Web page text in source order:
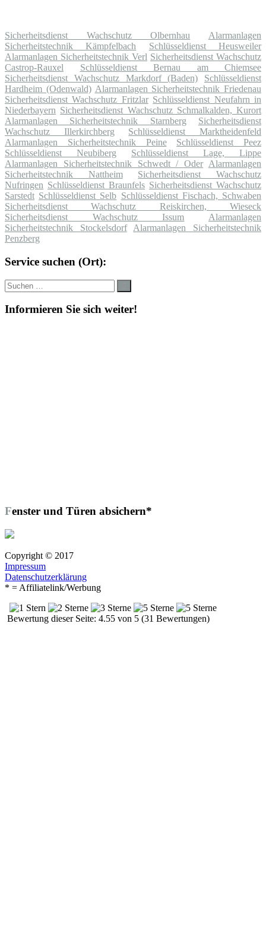
Sicherheitsdienst Wachschutz Olbernhau
Alarmanlagen
Sicherheitstechnik Kämpfelbach
Schlüsseldienst Heusweiler
Alarmanlagen Sicherheitstechnik Verl Sicherheitsdienst Wachschutz
Castrop-Rauxel
Schlüsseldienst Bernau am Chiemsee
Sicherheitsdienst Wachschutz Markdorf (Baden)
Schlüsseldienst
Hardheim (Odenwald) Alarmanlagen Sicherheitstechnik Friedenau
Sicherheitsdienst Wachschutz Fritzlar Schlüsseldienst Neufahrn in
Niederbayern Sicherheitsdienst Wachschutz Schmalkalden, Kurort
Alarmanlagen Sicherheitstechnik Starnberg
Sicherheitsdienst
Wachschutz Illerkirchberg
Schlüsseldienst Marktheidenfeld
Alarmanlagen Sicherheitstechnik Peine
Schlüsseldienst Peez
Schlüsseldienst Neubiberg
Schlüsseldienst Lage, Lippe
Alarmanlagen Sicherheitstechnik Schwedt / Oder Alarmanlagen
Sicherheitstechnik Nattheim
Sicherheitsdienst Wachschutz
Nufringen Schlüsseldienst Braunfels Sicherheitsdienst Wachschutz
Sarstedt Schlüsseldienst Selb Schlüsseldienst Fischach, Schwaben
Sicherheitsdienst Wachschutz Reiskirchen, Wieseck
Sicherheitsdienst Wachschutz Issum
Alarmanlagen
Sicherheitstechnik Stockelsdorf
Alarmanlagen Sicherheitstechnik
Penzberg
Service suchen (Ort):
Suche
nach:
Informieren Sie sich weiter!
Fenster und Türen absichern*
Copyright © 2017
Impressum
Datenschutzerklärung
* = Affiliatelink/Werbung
Bewertung dieser Seite: 4.55 von 5 (31 Bewertungen)